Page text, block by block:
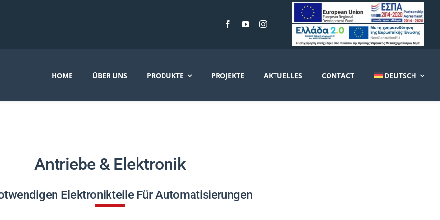
HOME ÜBER UNS PRODUKTE PROJEKTE AKTUELLES CONTACT DEUTSCH
Antriebe & Elektronik
Elektronikteile Für Automatisierungen